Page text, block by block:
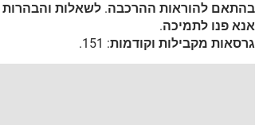
בהתאם להוראות ההרכבה. לשאלות והבהרות
אנא פנו לתמיכה.
גרסאות מקבילות וקודמות: 151.